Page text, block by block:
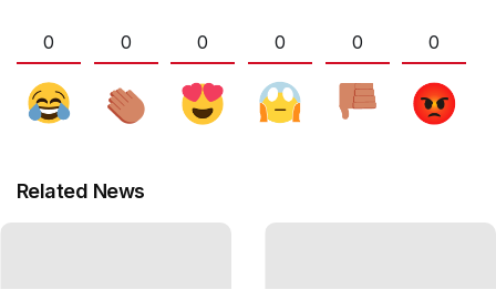
0 0 0 0 0 0
Related News